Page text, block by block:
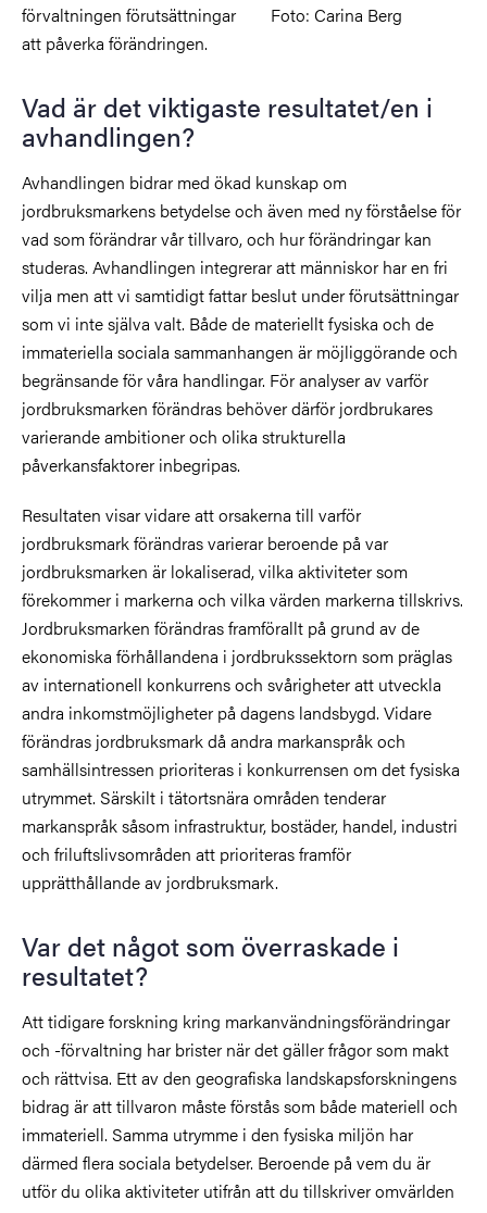
förvaltningen förutsättningar Foto: Carina Berg
att påverka förändringen.
Vad är det viktigaste resultatet/en i
avhandlingen?
Avhandlingen bidrar med ökad kunskap om
jordbruksmarkens betydelse och även med ny förståelse för
vad som förändrar vår tillvaro, och hur förändringar kan
studeras. Avhandlingen integrerar att människor har en fri
vilja men att vi samtidigt fattar beslut under förutsättningar
som vi inte själva valt. Både de materiellt fysiska och de
immateriella sociala sammanhangen är möjliggörande och
begränsande för våra handlingar. För analyser av varför
jordbruksmarken förändras behöver därför jordbrukares
varierande ambitioner och olika strukturella
påverkansfaktorer inbegripas.
Resultaten visar vidare att orsakerna till varför
jordbruksmark förändras varierar beroende på var
jordbruksmarken är lokaliserad, vilka aktiviteter som
förekommer i markerna och vilka värden markerna tillskrivs.
Jordbruksmarken förändras framförallt på grund av de
ekonomiska förhållandena i jordbrukssektorn som präglas
av internationell konkurrens och svårigheter att utveckla
andra inkomstmöjligheter på dagens landsbygd. Vidare
förändras jordbruksmark då andra markanspråk och
samhällsintressen prioriteras i konkurrensen om det fysiska
utrymmet. Särskilt i tätortsnära områden tenderar
markanspråk såsom infrastruktur, bostäder, handel, industri
och friluftslivsområden att prioriteras framför
upprätthållande av jordbruksmark.
Var det något som överraskade i
resultatet?
Att tidigare forskning kring markanvändningsförändringar
och -förvaltning har brister när det gäller frågor som makt
och rättvisa. Ett av den geografiska landskapsforskningens
bidrag är att tillvaron måste förstås som både materiell och
immateriell. Samma utrymme i den fysiska miljön har
därmed flera sociala betydelser. Beroende på vem du är
utför du olika aktiviteter utifrån att du tillskriver omvärlden